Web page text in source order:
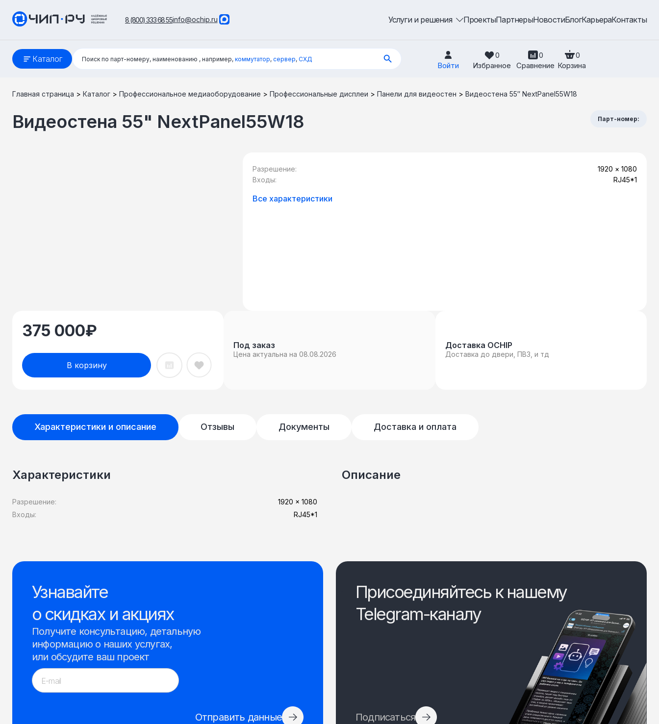
Услуги и решения ПроектыПартнерыНовостиБлогКарьераКонтакты
8 (800) 333 68 55info@ochip.ru
Каталог
Поиск:
Поиск по парт-номеру, наименованию , например, коммутатор, сервер, СХД
Войти
0
Избранное
0
Сравнение
0
Корзина
Главная страница > Каталог > Профессиональное медиаоборудование > Профессиональные дисплеи > Панели для видеостен > Видеостена 55″ NextPanel55W18
Видеостена 55" NextPanel55W18 Парт-номер:
Разрешение:
1920 × 1080
Входы:
RJ45*1
Все характеристики
375 000₽
В корзину
Под заказ
Цена актуальна на 08.08.2026
Доставка OCHIP
Доставка до двери, ПВЗ, и тд
Характеристики и описание Отзывы Документы Доставка и оплата
Характеристики
Разрешение:
1920 × 1080
Входы:
RJ45*1
Описание
Узнавайте
о скидках и акциях
Получите консультацию, детальную
информацию о наших услугах,
или обсудите ваш проект
Отправить данные
Присоединяйтесь к нашему
Telegram-каналу
Подписаться